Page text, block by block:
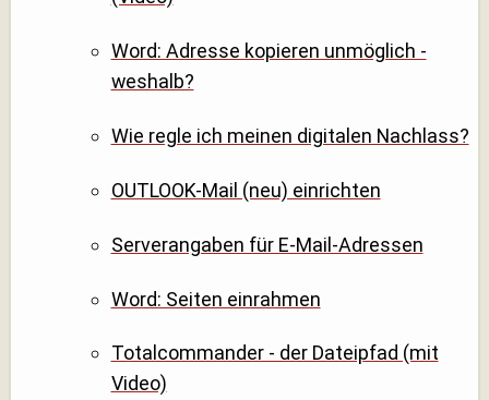
Word: Adresse kopieren unmöglich -
weshalb?
Wie regle ich meinen digitalen Nachlass?
OUTLOOK-Mail (neu) einrichten
Serverangaben für E-Mail-Adressen
Word: Seiten einrahmen
Totalcommander - der Dateipfad (mit
Video)